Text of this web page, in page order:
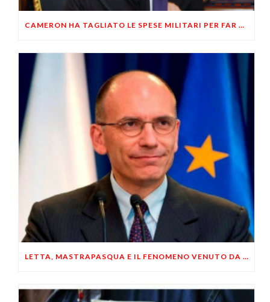
CAMERON HA TAGLIATO LE SPESE MILITARI PER FAR RIPARTIRE L’ECONOMIA BRITANNICA
LETTA, MASTRAPASQUA E IL FENOMENO VENUTO DA MARTE